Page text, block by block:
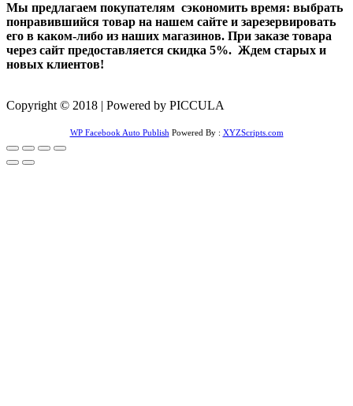
Мы предлагаем покупателям сэкономить время: выбрать
понравившийся товар на нашем сайте и зарезервировать
его в каком-либо из наших магазинов. При заказе товара
через сайт предоставляется скидка 5%. Ждем старых и
новых клиентов!
Copyright © 2018 | Powered by PICCULA
WP Facebook Auto Publish Powered By : XYZScripts.com